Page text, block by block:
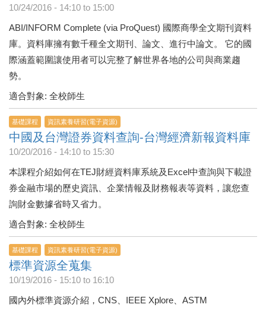
10/24/2016 - 14:10 to 15:00
ABI/INFORM Complete (via ProQuest) 國際商學全文期刊資料
庫。資料庫擁有數千種全文期刊、論文、進行中論文。 它的國
際涵蓋範圍讓使用者可以完整了解世界各地的公司與商業趨
勢。
適合對象: 全校師生
基礎課程 資訊素養研習(電子資源)
中國及台灣證券資料查詢-台灣經濟新報資料庫
10/20/2016 - 14:10 to 15:30
本課程介紹如何在TEJ財經資料庫系統及Excel中查詢與下載證
券金融市場的歷史資訊、企業情報及財務報表等資料，讓您查
詢財金數據省時又省力。
適合對象: 全校師生
基礎課程 資訊素養研習(電子資源)
標準資源全蒐集
10/19/2016 - 15:10 to 16:10
國內外標準資源介紹，CNS、IEEE Xplore、ASTM